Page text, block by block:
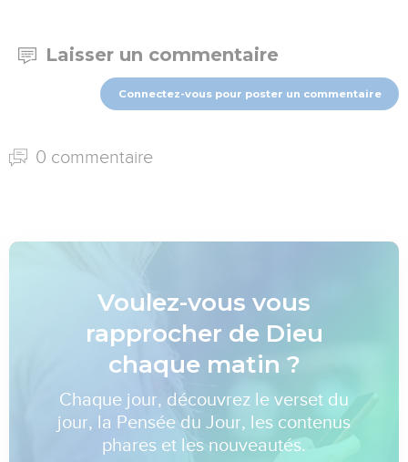
Laisser un commentaire
Connectez-vous pour poster un commentaire
0 commentaire
Voulez-vous vous
rapprocher de Dieu
chaque matin ?
Chaque jour, découvrez le verset du
jour, la Pensée du Jour, les contenus
phares et les nouveautés.